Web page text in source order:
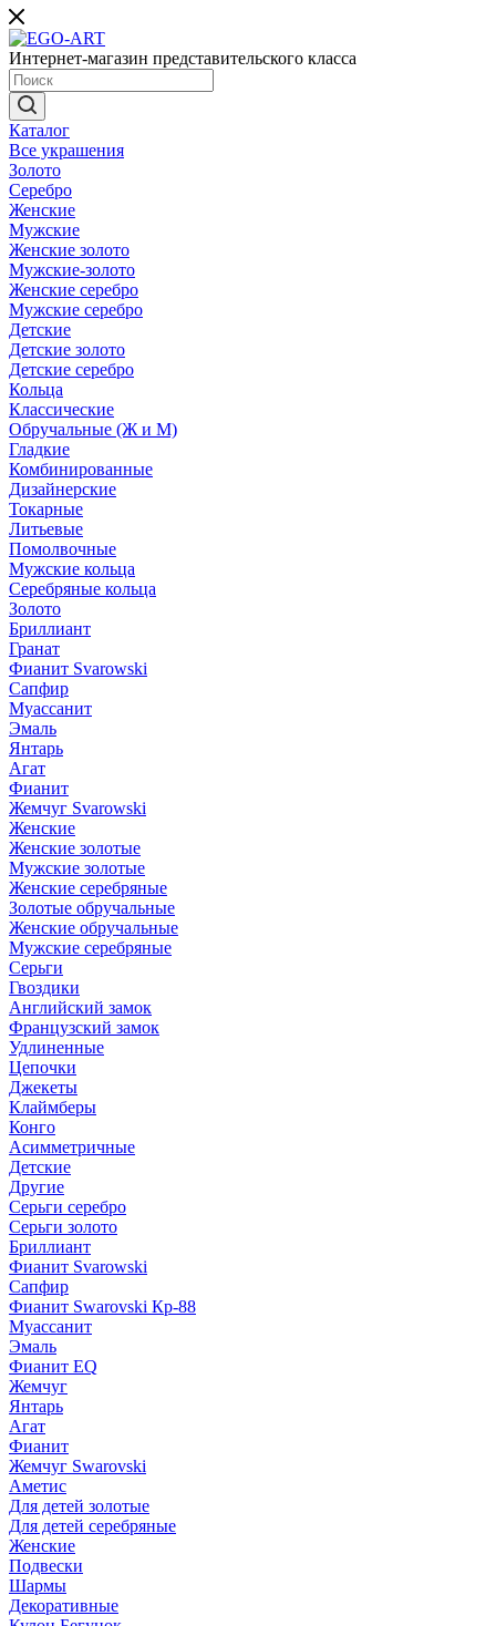
Интернет-магазин представительского класса
Каталог
Все украшения
Золото
Серебро
Женские
Мужские
Женские золото
Мужские-золото
Женские серебро
Мужские серебро
Детские
Детские золото
Детские серебро
Кольца
Классические
Обручальные (Ж и М)
Гладкие
Комбинированные
Дизайнерские
Токарные
Литьевые
Помолвочные
Мужские кольца
Серебряные кольца
Золото
Бриллиант
Гранат
Фианит Svarowski
Сапфир
Муассанит
Эмаль
Янтарь
Агат
Фианит
Жемчуг Svarowski
Женские
Женские золотые
Мужские золотые
Женские серебряные
Золотые обручальные
Женские обручальные
Мужские серебряные
Серьги
Гвоздики
Английский замок
Французский замок
Удлиненные
Цепочки
Джекеты
Клаймберы
Конго
Асимметричные
Детские
Другие
Серьги серебро
Серьги золото
Бриллиант
Фианит Svarowski
Сапфир
Фианит Swarovski Кр-88
Муассанит
Эмаль
Фианит EQ
Жемчуг
Янтарь
Агат
Фианит
Жемчуг Swarovski
Аметис
Для детей золотые
Для детей серебряные
Женские
Подвески
Шармы
Декоративные